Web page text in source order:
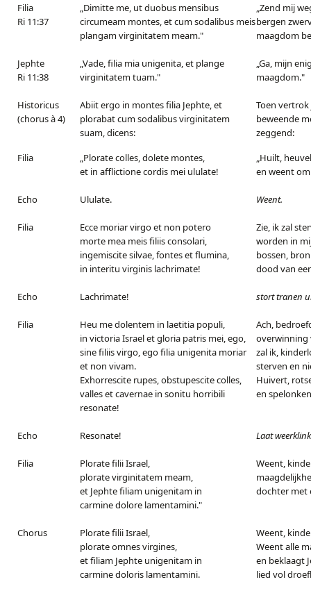
Filia
Ri 11:37
„Dimitte me, ut duobus mensibus
circumeam montes, et cum sodalibus meis
plangam virginitatem meam."
„Zend mij
bergen
maagdom
Jephte
Ri 11:38
„Vade, filia mia unigenita, et plange
virginitatem tuam."
„Ga, mijn
maagdom."
Historicus
(chorus à 4)
Abiit ergo in montes filia Jephte, et
plorabat cum sodalibus virginitatem
suam, dicens:
Toen
beweende
zeggend:
Filia
„Plorate colles, dolete montes,
et in afflictione cordis mei ululate!
„Huilt,
en weent
Echo Ululate. Weent.
Filia
Ecce moriar virgo et non potero
morte mea meis filiis consolari,
ingemiscite silvae, fontes et flumina,
in interitu virginis lachrimate!
Zie, ik zal
worden in
bossen,
dood van
Echo Lachrimate! stort tranen
Filia
Heu me dolentem in laetitia populi,
in victoria Israel et gloria patris mei, ego,
sine filiis virgo, ego filia unigenita moriar
et non vivam.
Exhorrescite rupes, obstupescite colles,
valles et cavernae in sonitu horribili
resonate!
Ach,
overwinning
zal ik,
sterven en
Huivert,
en
Echo Resonate! Laat
Filia
Plorate filii Israel,
plorate virginitatem meam,
et Jephte filiam unigenitam in
carmine dolore lamentamini."
Weent,
dochter met
Chorus
Plorate filii Israel,
plorate omnes virgines,
et filiam Jephte unigenitam in
carmine doloris lamentamini.
Weent,
Weent alle
en beklaagt
lied vol